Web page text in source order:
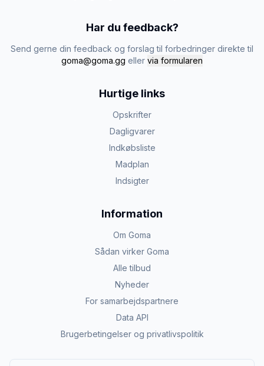
Har du feedback?
Send gerne din feedback og forslag til forbedringer direkte til
goma@goma.gg eller via formularen
Hurtige links
Opskrifter
Dagligvarer
Indkøbsliste
Madplan
Indsigter
Information
Om Goma
Sådan virker Goma
Alle tilbud
Nyheder
For samarbejdspartnere
Data API
Brugerbetingelser og privatlivspolitik